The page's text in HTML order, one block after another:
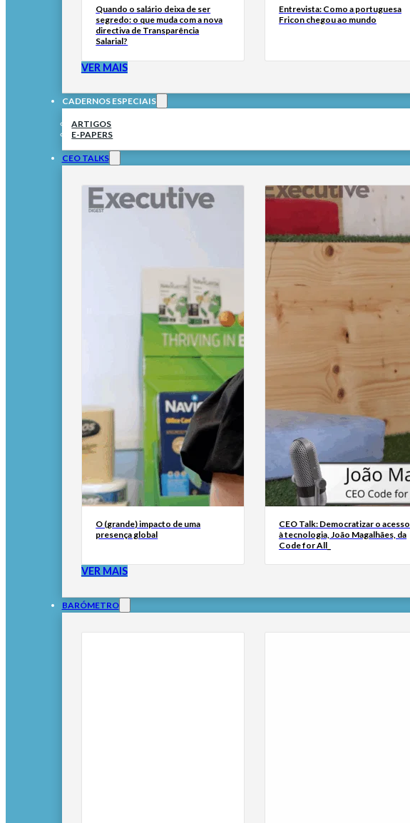
Quando o salário deixa de ser
segredo: o que muda com a nova
directiva de Transparência
Salarial?
Entrevista: Como a portuguesa
Fricon chegou ao mundo
VER MAIS
CADERNOS ESPECIAIS
ARTIGOS
E-PAPERS
CEO TALKS
O (grande) impacto de uma
presença global
CEO Talk: Democratizar o acesso
à tecnologia, João Magalhães, da
Code for All_
VER MAIS
BARÓMETRO